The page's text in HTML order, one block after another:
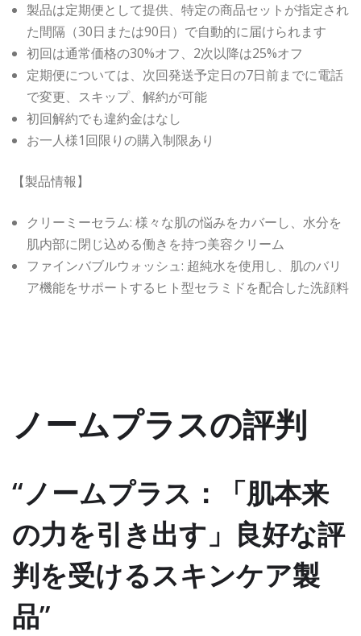
製品は定期便として提供、特定の商品セットが指定され
た間隔（30日または90日）で自動的に届けられます
初回は通常価格の30%オフ、2次以降は25%オフ
定期便については、次回発送予定日の7日前までに電話
で変更、スキップ、解約が可能
初回解約でも違約金はなし
お一人様1回限りの購入制限あり
【製品情報】
クリーミーセラム: 様々な肌の悩みをカバーし、水分を
肌内部に閉じ込める働きを持つ美容クリーム
ファインバブルウォッシュ: 超純水を使用し、肌のバリ
ア機能をサポートするヒト型セラミドを配合した洗顔料
ノームプラスの評判
“ノームプラス：「肌本来
の力を引き出す」良好な評
判を受けるスキンケア製
品”